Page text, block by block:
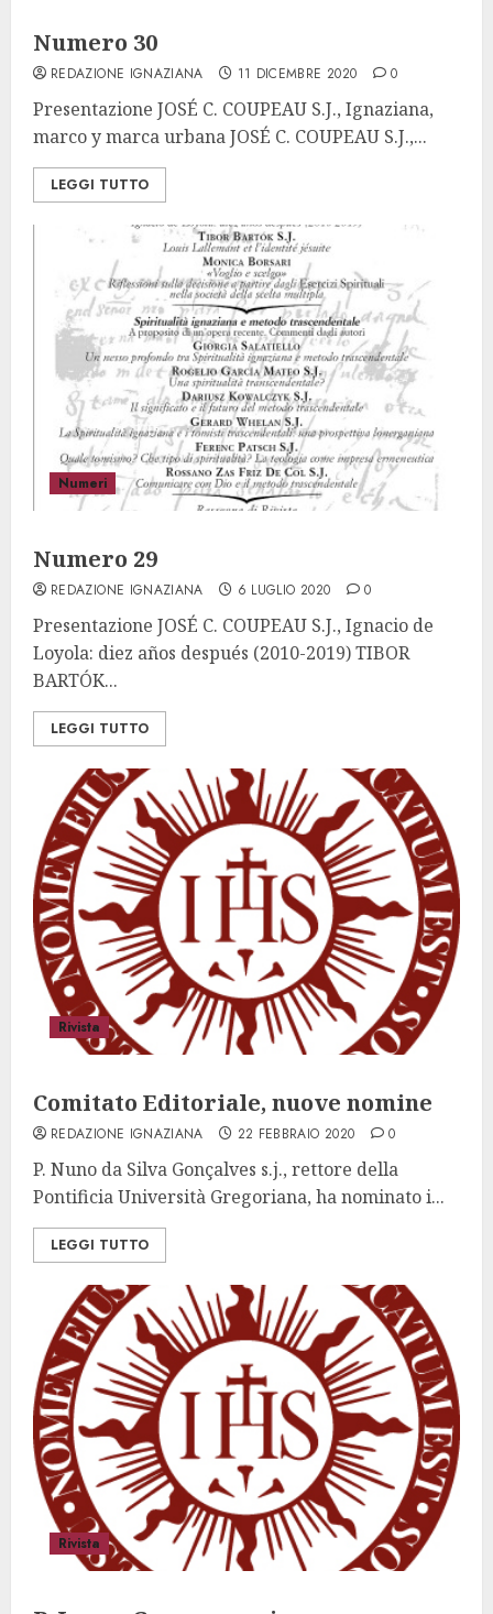
Numero 30
REDAZIONE IGNAZIANA 11 DICEMBRE 2020 0
Presentazione JOSÉ C. COUPEAU S.J., Ignaziana,
marco y marca urbana JOSÉ C. COUPEAU S.J.,...
LEGGI TUTTO
Numeri
Numero 29
REDAZIONE IGNAZIANA 6 LUGLIO 2020 0
Presentazione JOSÉ C. COUPEAU S.J., Ignacio de
Loyola: diez años después (2010-2019) TIBOR
BARTÓK...
LEGGI TUTTO
Rivista
Comitato Editoriale, nuove nomine
REDAZIONE IGNAZIANA 22 FEBBRAIO 2020 0
P. Nuno da Silva Gonçalves s.j., rettore della
Pontificia Università Gregoriana, ha nominato i...
LEGGI TUTTO
Rivista